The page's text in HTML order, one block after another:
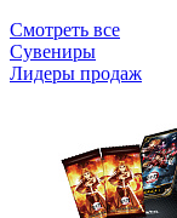
Смотреть все
Сувениры
Лидеры продаж